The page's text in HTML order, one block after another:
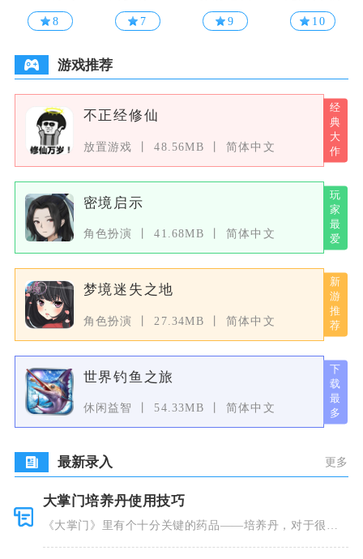
8
录
7 9 10
游戏推荐
不正经修仙
放置游戏 48.56MB 简体中文
密境启示
角色扮演 41.68MB 简体中文
梦境迷失之地
角色扮演 27.34MB 简体中文
世界钓鱼之旅
休闲益智 54.33MB 简体中文
最新录入 更多
大掌门培养丹使用技巧
《大掌门》里有个十分关键的药品——培养丹，对于很多